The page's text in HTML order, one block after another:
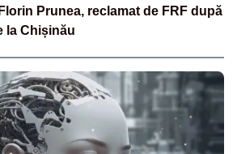
Prunea, reclamat de FRF după
la Chișinău